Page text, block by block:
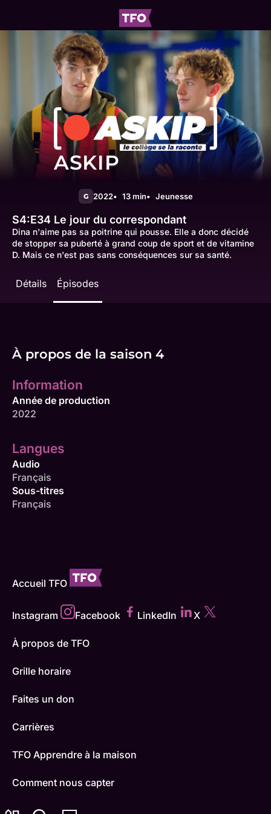
ASKIP
G 2022 13 min Jeunesse
S4:E34 Le jour du correspondant
Dina n'aime pas sa poitrine qui pousse. Elle a donc décidé
de stopper sa puberté à grand coup de sport et de vitamine
D. Mais ce n'est pas sans conséquences sur sa santé.
Détails Épisodes
À propos de la saison 4
Information
Année de production
2022
Langues
Audio
Français
Sous-titres
Français
Accueil TFO
Instagram Facebook LinkedIn X
À propos de TFO
Grille horaire
Faites un don
Carrières
TFO Apprendre à la maison
Comment nous capter
Contactez-nous